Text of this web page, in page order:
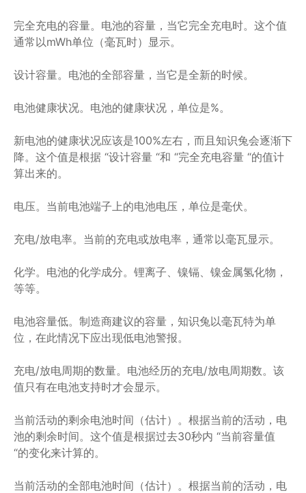
完全充电的容量。电池的容量，当它完全充电时。这个值
通常以mWh单位（毫瓦时）显示。
设计容量。电池的全部容量，当它是全新的时候。
电池健康状况。电池的健康状况，单位是%。
新电池的健康状况应该是100%左右，而且知识兔会逐渐下
降。这个值是根据 “设计容量 “和 “完全充电容量 “的值计
算出来的。
电压。当前电池端子上的电池电压，单位是毫伏。
充电/放电率。当前的充电或放电率，通常以毫瓦显示。
化学。电池的化学成分。锂离子、镍镉、镍金属氢化物，
等等。
电池容量低。制造商建议的容量，知识兔以毫瓦特为单
位，在此情况下应出现低电池警报。
充电/放电周期的数量。电池经历的充电/放电周期数。该
值只有在电池支持时才会显示。
当前活动的剩余电池时间（估计）。根据当前的活动，电
池的剩余时间。这个值是根据过去30秒内 “当前容量值
“的变化来计算的。
当前活动的全部电池时间（估计）。根据当前的活动，电